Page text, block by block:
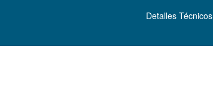
Detalles Técnicos